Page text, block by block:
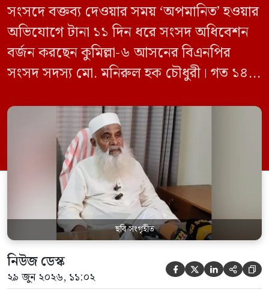
সংসদে বক্তব্য দেওয়ার সময় ‘অপমানিত’ হওয়ার
অভিযোগে টানা ১১ দিন ধরে সংসদ অধিবেশন
বর্জন করছেন কুমিল্লা-৬ আসনের বিএনপির
সংসদ সদস্য মো. মনিরুল হক চৌধুরী। গত ১৪
রুলিং ও সিদ্ধান্তের প্রতিবাদে ১৫ থেকে ২৫ জুন
পর্যন্ত তিনি সংসদে যাননি। মনিরুল হক চৌধুরী
বলেন, ‘আমাকে সংসদে অপমান করা হয়েছে।
স্পিকার ফোন […]
ছবি সংগৃহীত
নিউজ ডেস্ক
২৯ জুন ২০২৬, ১১:০২     